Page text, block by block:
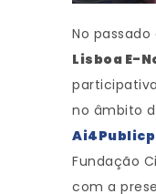
No
Lisboa E-
no âmbito
Fundação
com a